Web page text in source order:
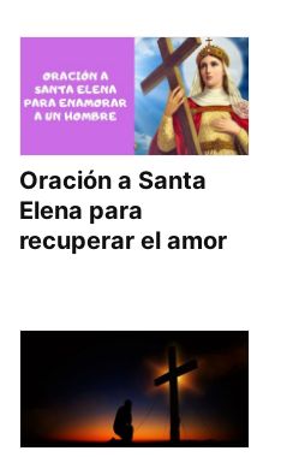
Oración a Santa
Elena para
recuperar el amor